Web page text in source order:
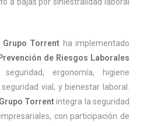
Grupo Torrent ha implementado
de Riesgos Laborales
ergonomía, higiene
vial, y bienestar laboral.
Grupo Torrent integra la seguridad
con participación de